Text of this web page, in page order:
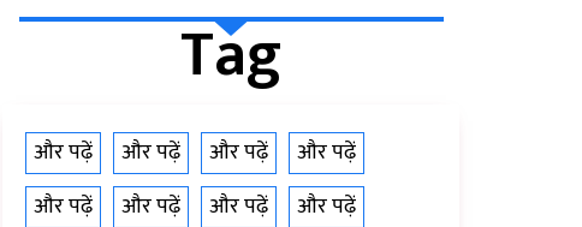
Tag
और पढ़ें और पढ़ें और पढ़ें
और पढ़ें
और पढ़ें
और पढ़ें और पढ़ें
और पढ़ें